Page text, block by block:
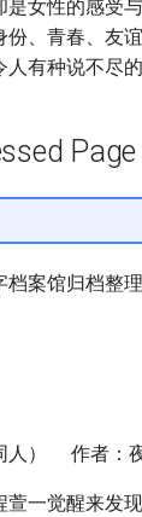
女性的感受
、青春、友
有种说不尽的
案馆归档整
人） 作者：
一觉醒来发